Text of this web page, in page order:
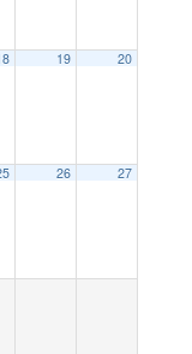
19 20
26 27